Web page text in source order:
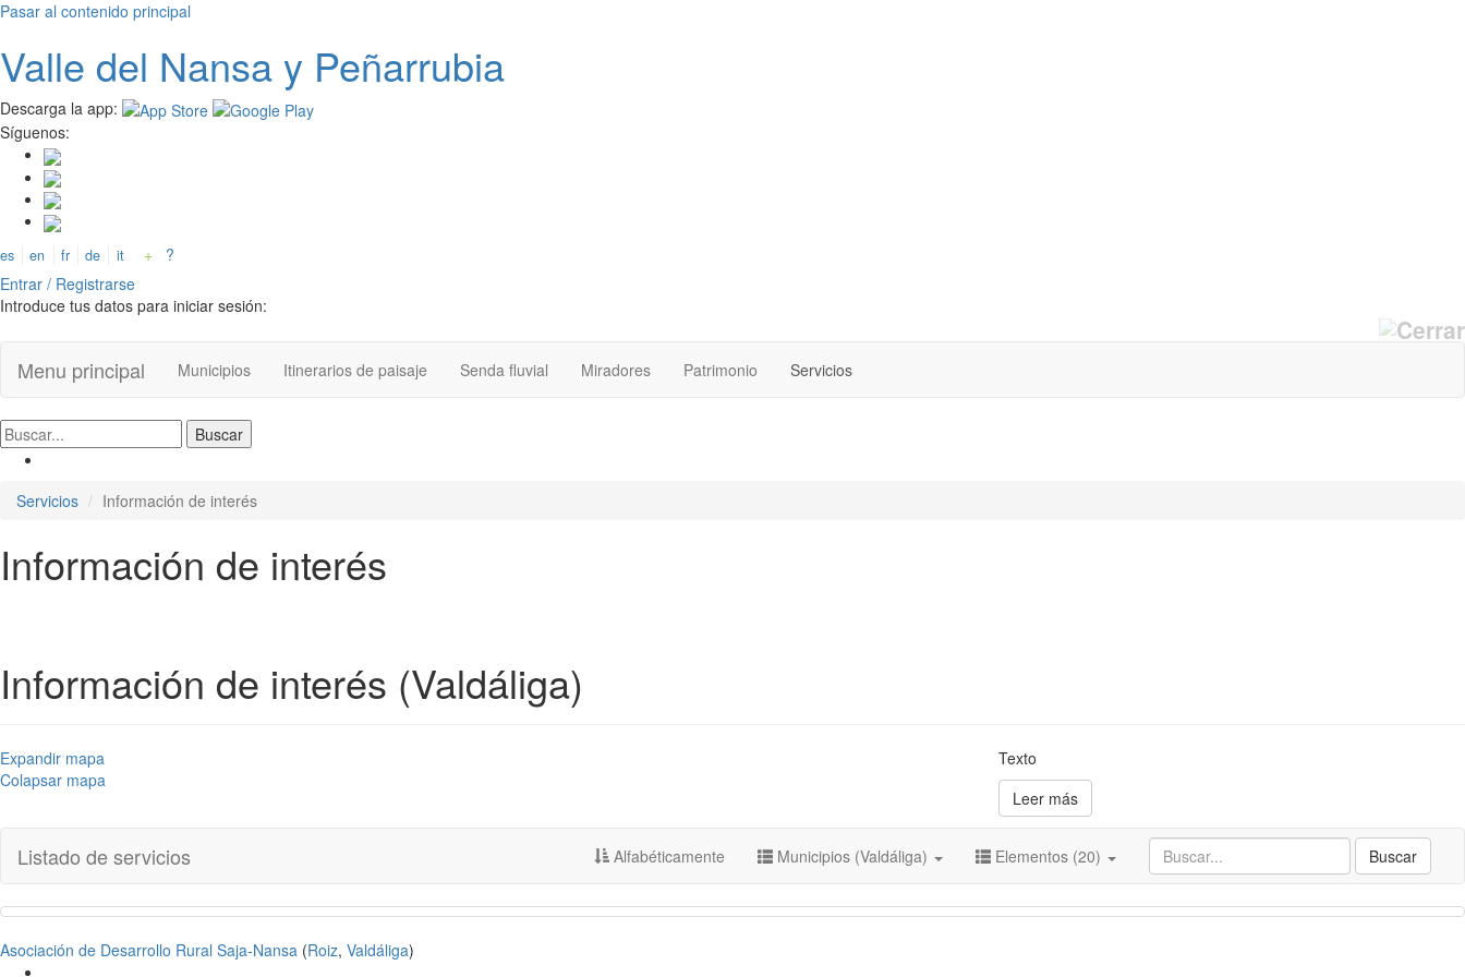
Pasar al contenido principal
Valle del Nansay Peñarrubia
Descarga la app:
Síguenos:
es en fr de it +
?
Entrar / Registrarse
Introduce tus datos para iniciar sesión:
Menu principal Municipios Itinerarios de paisaje Senda fluvial Miradores Patrimonio Servicios
Servicios Información de interés
Información de interés
Información de interés (Valdáliga)
Expandir mapa
Colapsar mapa
Texto
Leer más
Listado de servicios Buscar
Alfabéticamente Municipios (Valdáliga) Elementos (20)
Asociación de Desarrollo Rural Saja-Nansa (Roiz, Valdáliga)